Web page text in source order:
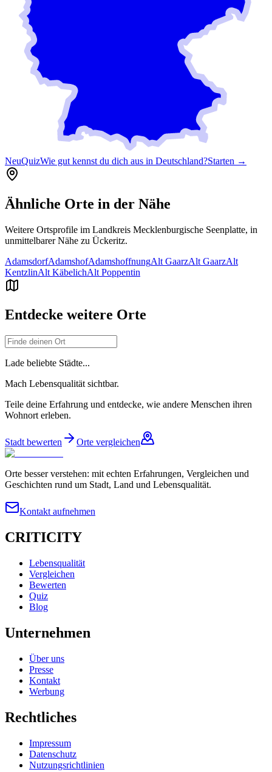
NeuQuizWie gut kennst du dich aus in Deutschland?Starten →
Ähnliche Orte in der Nähe
Weitere Ortsprofile im Landkreis Mecklenburgische Seenplatte, in
unmittelbarer Nähe zu Ückeritz.
AdamsdorfAdamshofAdamshoffnungAlt GaarzAlt GaarzAlt
KentzlinAlt KäbelichAlt Poppentin
Entdecke weitere Orte
Lade beliebte Städte...
Mach Lebensqualität sichtbar.
Teile deine Erfahrung und entdecke, wie andere Menschen ihren
Wohnort erleben.
Stadt bewerten Orte vergleichen
Orte besser verstehen: mit echten Erfahrungen, Vergleichen und
Geschichten rund um Stadt, Land und Lebensqualität.
Kontakt aufnehmen
CRITICITY
Lebensqualität
Vergleichen
Bewerten
Quiz
Blog
Unternehmen
Über uns
Presse
Kontakt
Werbung
Rechtliches
Impressum
Datenschutz
Nutzungsrichtlinien